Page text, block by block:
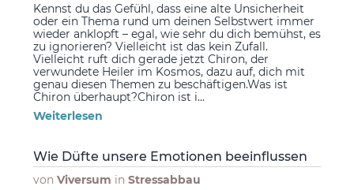
Kennst du das Gefühl, dass eine alte Unsicherheit
oder ein Thema rund um deinen Selbstwert immer
wieder anklopft – egal, wie sehr du dich bemühst, es
zu ignorieren? Vielleicht ist das kein Zufall.
Vielleicht ruft dich gerade jetzt Chiron, der
verwundete Heiler im Kosmos, dazu auf, dich mit
genau diesen Themen zu beschäftigen.Was ist
Chiron überhaupt?Chiron ist i...
Weiterlesen
Wie Düfte unsere Emotionen beeinflussen
von Viversum in Stressabbau